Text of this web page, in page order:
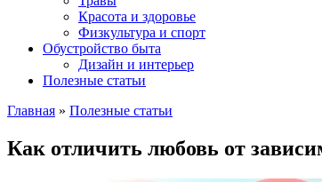
Красота и здоровье
Физкультура и спорт
Обустройство быта
Дизайн и интерьер
Полезные статьи
Главная » Полезные статьи
Как отличить любовь от